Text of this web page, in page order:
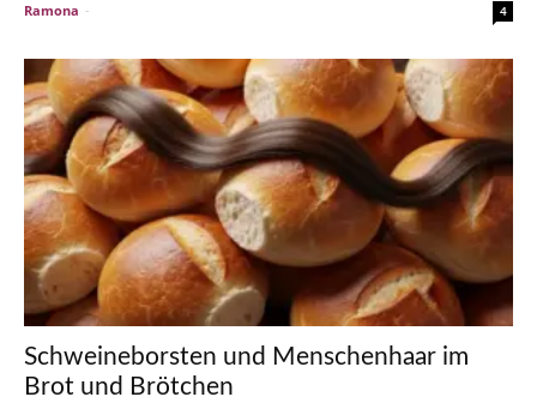
Ramona - 4
Schweineborsten und Menschenhaar im
Brot und Brötchen